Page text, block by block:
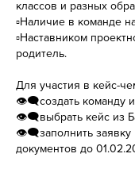
классов и разных
▫Наличие в команде
▫Наставником
родитель.
Для участия в кейс-
👁‍🗨создать команду
👁‍🗨выбрать кейс из
👁‍🗨заполнить заявку
документов до